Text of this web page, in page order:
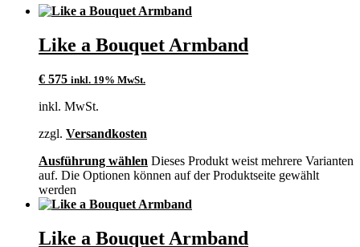
Like a Bouquet Armband
€ 575 inkl. 19% MwSt.
inkl. MwSt.
zzgl. Versandkosten
Ausführung wählen Dieses Produkt weist mehrere Varianten
auf. Die Optionen können auf der Produktseite gewählt
werden
Like a Bouquet Armband